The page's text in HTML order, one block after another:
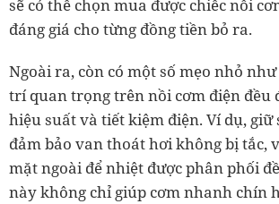
sẽ có thể chọn mua được chiếc nồi
đáng giá cho từng đồng tiền bỏ ra.
Ngoài ra, còn có một số mẹo nhỏ
trí quan trọng trên nồi cơm điện đều
hiệu suất và tiết kiệm điện. Ví dụ, giữ
đảm bảo van thoát hơi không bị tắc,
mặt ngoài để nhiệt được phân phối
này không chỉ giúp cơm nhanh chín